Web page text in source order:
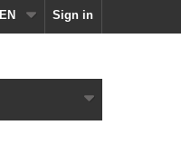
Sign in
EN